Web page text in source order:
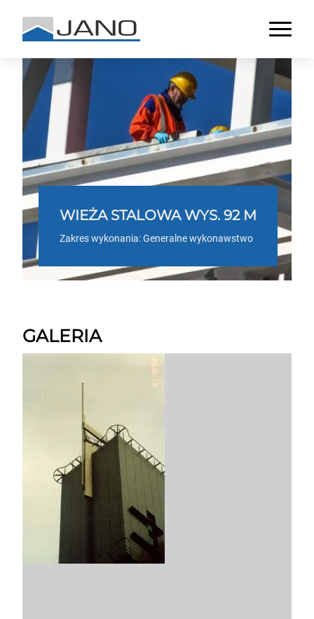
WIEŻA STALOWA WYS. 92 M
Zakres wykonania: Generalne wykonawstwo
GALERIA